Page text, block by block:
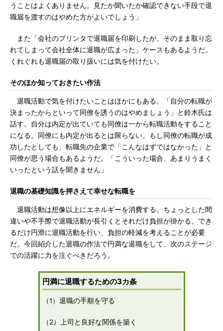
うことはよくありません。見たか聞いたか確認できない手段で退
職届を渡すのはやめた方がよいでしょう」
また「会社のプリンタで退職届を印刷したが、そのまま取り忘
れてしまって会社全体に退職が広まった」ケースもあるようだ。
くれぐれも退職届の取り扱いには気を付けたい。
そのほか知っておきたい作法
退職活動で気を付けたいことはほかにもある。「自分の転職が
決まったからといって同僚を誘うのはやめましょう」と鈴木氏は
話す。自分は内定が出ていても同僚は一から転職活動をすること
になる。同僚にも内定が出るとは限らない。もし同僚の転職が成
功したとしても、転職先の企業で「こんなはずではなかった」と
同僚が思う場合もあるようだ。「こういった場合、あまりうまく
いったという話を聞きません」
退職の基礎知識を押さえて幸せな転職を
退職活動は想像以上にエネルギーを消費する。ちょっとした間
違いや不手際で退職活動が長引くとそれだけ負担が掛かる。でき
るだけ円滑に退職活動を行い、負担の軽減を考えることが必要
だ。今回紹介した退職の作法で円満な退職をして、次のステージ
での活躍に力を注ぐべきだろう。
円満に退職するための3カ条
（1）退職の手順を守る
（2）上司と良好な関係を築く